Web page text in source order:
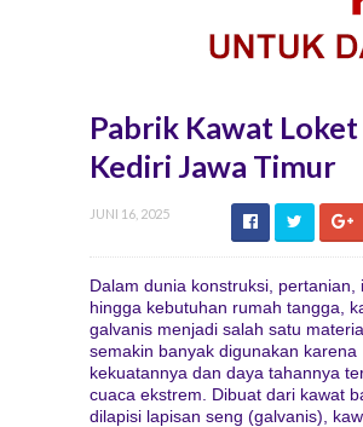
Pabrik Kawat
Kediri Jawa Timur
JUNI 16, 2025
Dalam dunia konstruksi, pertanian,
hingga kebutuhan rumah tangga,
galvanis menjadi salah satu
semakin banyak digunakan karena
kekuatannya dan daya tahannya
cuaca ekstrem. Dibuat dari kawat
dilapisi lapisan seng (galvanis),